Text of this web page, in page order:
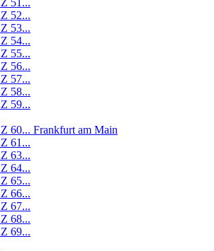
51...
52...
53...
54...
55...
56...
57...
58...
59...
60... Frankfurt am Main
61...
63...
64...
65...
66...
67...
68...
69...